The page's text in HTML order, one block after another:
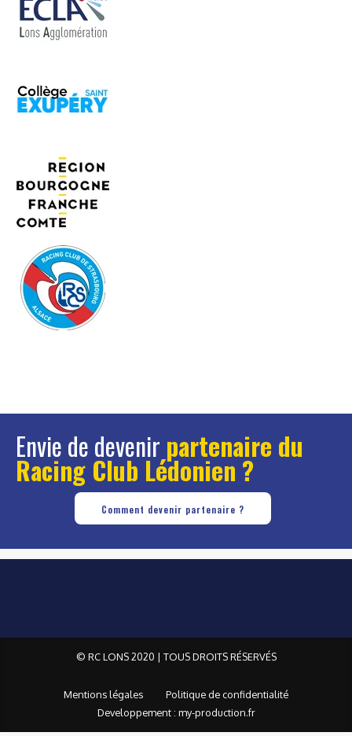
Envie de devenir partenaire du
Racing Club Lédonien ?
Comment devenir partenaire ?
© RC LONS 2020 | TOUS DROITS RÉSERVÉS
Mentions légales
Politique de confidentialité
Developpement : my-production.fr